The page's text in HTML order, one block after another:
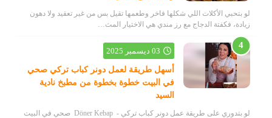
لو بتحبي الأكلات اللي شكلها فاخر وطعمها تقيل بس من غير تعقيد ولا دهون
زيادة، فكفتة الدجاج مع رز مندي هي الاختيار المث…
03 ديسمبر 2025
أسهل طريقة لعمل دونر كباب تركي صحي
في البيت خطوة بخطوة من مطبخ نادية
السيد
لو بتدوري على طريقة عمل دونر كباب تركي - Döner Kebap صحي في البيت